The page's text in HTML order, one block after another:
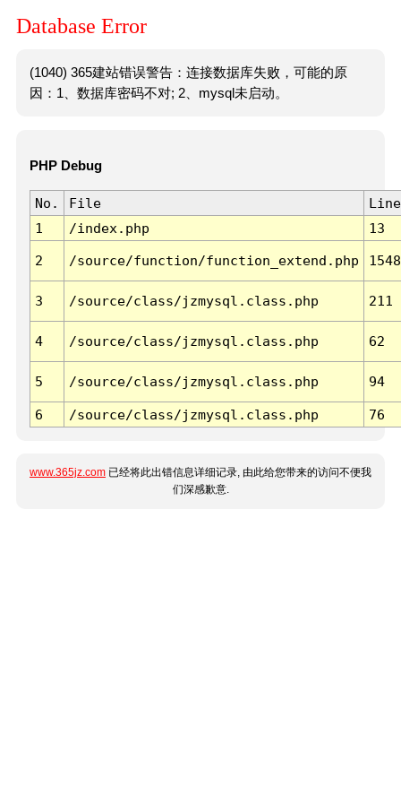
Database Error
(1040) 365建站错误警告：连接数据库失败，可能的原
因：1、数据库密码不对; 2、mysql未启动。
PHP Debug
No. File
Line
1
/index.php 13
2 /source/function/function_extend.php 1548
3 /source/class/jzmysql.class.php 211
4 /source/class/jzmysql.class.php 62
5 /source/class/jzmysql.class.php 94
6 /source/class/jzmysql.class.php 76
www.365jz.com 已经将此出错信息详细记录, 由此给您带来的访问不便我
们深感歉意.